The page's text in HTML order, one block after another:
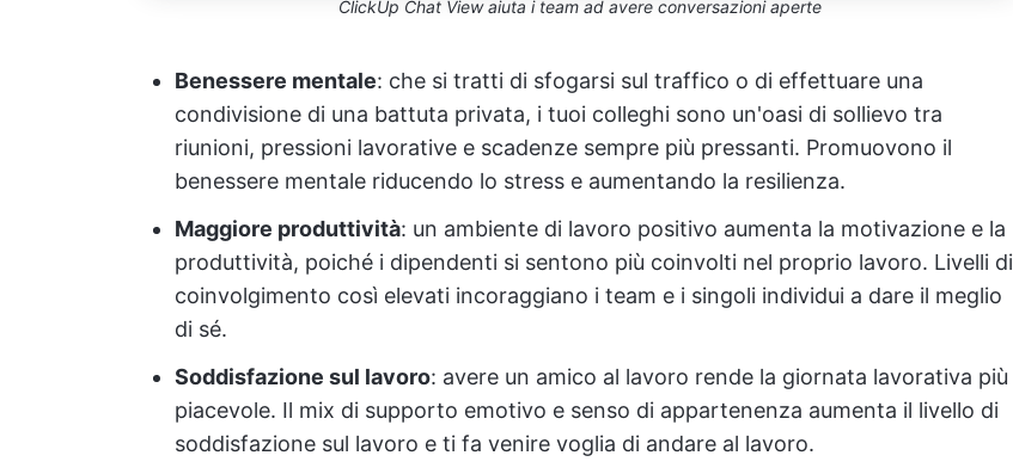
ClickUp Chat View aiuta i team ad avere conversazioni aperte
Benessere mentale: che si tratti di sfogarsi sul traffico o di effettuare una
condivisione di una battuta privata, i tuoi colleghi sono un'oasi di sollievo tra
riunioni, pressioni lavorative e scadenze sempre più pressanti. Promuovono il
benessere mentale riducendo lo stress e aumentando la resilienza.
Maggiore produttività: un ambiente di lavoro positivo aumenta la motivazione e la
produttività, poiché i dipendenti si sentono più coinvolti nel proprio lavoro. Livelli di
coinvolgimento così elevati incoraggiano i team e i singoli individui a dare il meglio
di sé.
Soddisfazione sul lavoro: avere un amico al lavoro rende la giornata lavorativa più
piacevole. Il mix di supporto emotivo e senso di appartenenza aumenta il livello di
soddisfazione sul lavoro e ti fa venire voglia di andare al lavoro.